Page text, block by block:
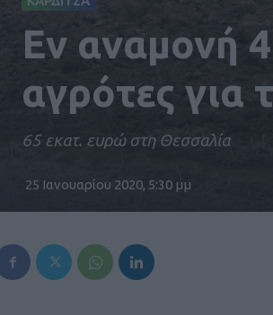
Εν αναμονή
αγρότες για
65 εκατ. ευρώ στη Θεσσαλία
25 Ιανουαρίου 2020, 5:30 μμ